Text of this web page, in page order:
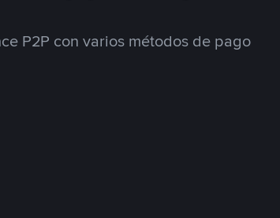
P2P con varios métodos de pago